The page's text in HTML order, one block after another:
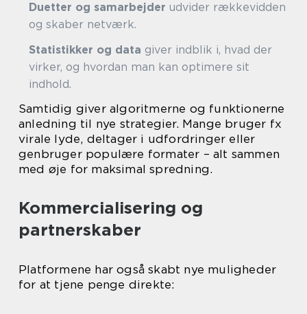
Duetter og samarbejder udvider rækkevidden
og skaber netværk.
Statistikker og data giver indblik i, hvad der
virker, og hvordan man kan optimere sit
indhold.
Samtidig giver algoritmerne og funktionerne
anledning til nye strategier. Mange bruger fx
virale lyde, deltager i udfordringer eller
genbruger populære formater – alt sammen
med øje for maksimal spredning.
Kommercialisering og
partnerskaber
Platformene har også skabt nye muligheder
for at tjene penge direkte: